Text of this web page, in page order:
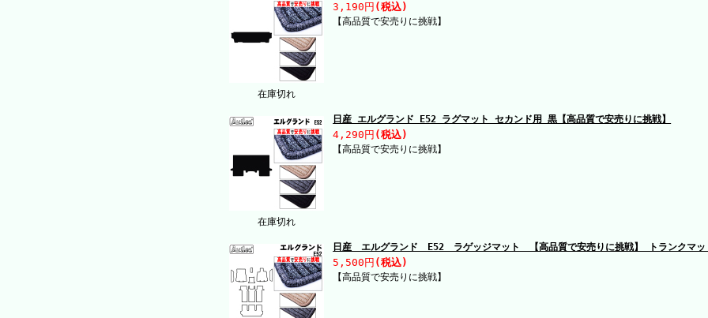
在庫切れ
3,190円 (税込)
【高品質で安売りに挑戦】
在庫切れ
日産 エルグランド E52 ラグマット セカンド用 黒【高品質で安売りに挑戦】
4,290円 (税込)
【高品質で安売りに挑戦】
日産 エルグランド E52 ラゲッジマット 【高品質で安売りに挑戦】 トランクマッ
5,500円 (税込)
【高品質で安売りに挑戦】